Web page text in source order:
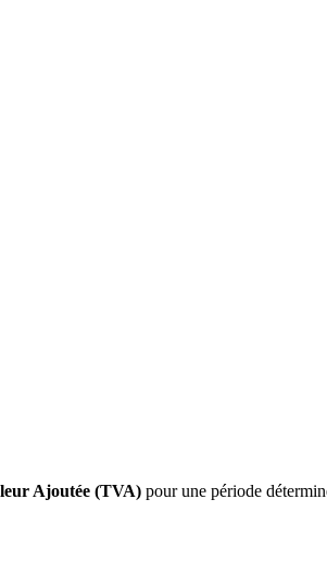
Ajoutée (TVA) pour une période